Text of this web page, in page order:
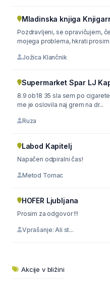
Mladinska knjiga
Pozdravljeni, se opravičujem,
mojega problema, hkrati
Jožica Klančnik
Supermarket Spar LJ
8.9 ob18 35 sla sem po cigarete in cakala ,zelo neprijazna trgovka
me je oslovila naj grem na dr...
Ruza
Labod Kapitelj
Napačen odpiralni čas!
Metod Tomac
HOFER Ljubljana
Prosim za odgovor !!!
Vprašanje: Ali st...
Akcije v bližini